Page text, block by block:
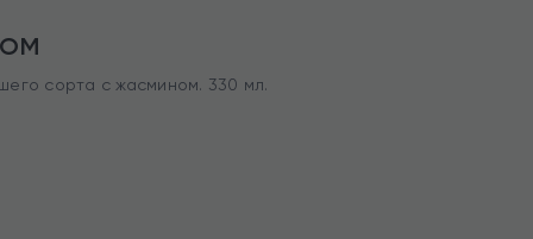
сорта с жасмином. 330 мл.